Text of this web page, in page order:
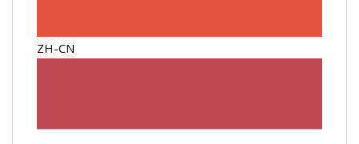
ZH-CN